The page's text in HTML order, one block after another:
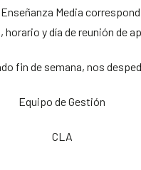
Media
y día de reunión de
fin de semana, nos
Equipo de Gestión
CLA